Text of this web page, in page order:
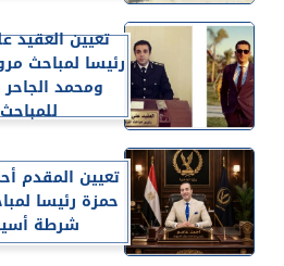
تعيين العقيد
رئيسا لمباحث
ومحمد الجاحر
للمباحث
تعيين المقدم
حمزة رئيسا
شرطة